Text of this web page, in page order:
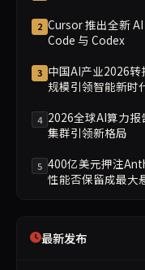
2 Cursor 推出全新
Code 与 Codex
3 中国AI产业2026
规模引领智能新时
4 2026全球AI算力
集群引领新格局
5 400亿美元押注
性能否保留成最大
最新发布